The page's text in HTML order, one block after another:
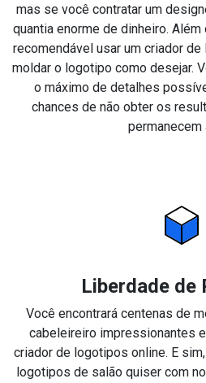
mas se você contratar um
quantia enorme de dinheiro.
recomendável usar um criador
moldar o logotipo como desejar.
o máximo de detalhes
chances de não obter os
permanecem
Liberdade de
Você encontrará centenas de
cabeleireiro impressionantes
criador de logotipos online. E
logotipos de salão quiser com